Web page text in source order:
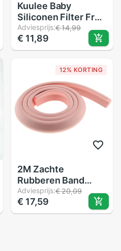
Kuulee Baby
Siliconen Filter Fruit
Groente Mesh Bag
voor Baby siliconen
materiaal veilig en
Adviesprijs:€ 14,99
€ 11,89
12% KORTING
2M Zachte
Rubberen Band
Voor Meubelen Kast
Muur Edge Guards
Kinderen Baby
Adviesprijs:€ 20,09
€ 17,59